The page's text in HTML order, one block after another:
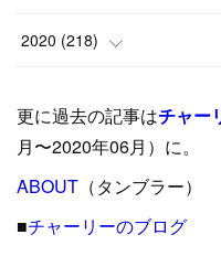
( 5 )
( 15
(24)
(8 )
(17)
)
(12)
19)
(35)
(33 )
(26)
27)
(37)
(31)
(31)
31
(9)
(39)
( 23)
40
2020 (218)
(24)
( 42)
更に過去の記事はチャー
月〜2020年06月）に。
ABOUT （タンブラー）
■チャーリーのブログ